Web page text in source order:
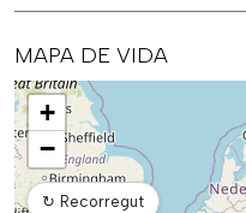
MAPA DE VIDA
Mapa
+
−
↻ Recorregut